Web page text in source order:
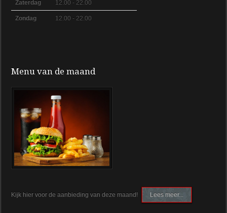
Zaterdag 12.00 - 22.00
Zondag 12.00 - 22.00
Menu van de maand
Kijk hier voor de aanbieding van deze maand! Lees meer...